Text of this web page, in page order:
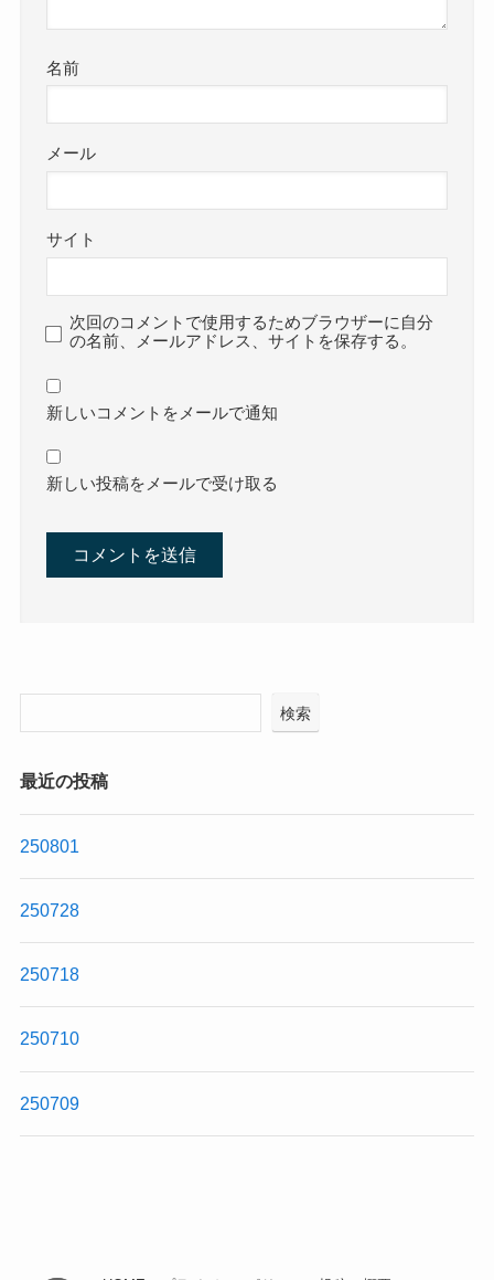
名前
メール
サイト
次回のコメントで使用するためブラウザーに自分
の名前、メールアドレス、サイトを保存する。
新しいコメントをメールで通知
新しい投稿をメールで受け取る
検索
最近の投稿
250801
250728
250718
250710
250709